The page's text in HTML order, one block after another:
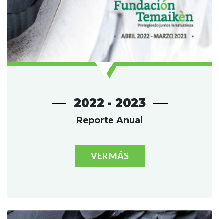
AYUDÁ A CONSERVAR EL CIERVO
TRABAJAR EN UN LUGAR
2022 - 2023
Reporte Anual
VER MÁS